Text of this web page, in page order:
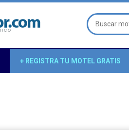
+ REGISTRA TU MOTEL GRATIS